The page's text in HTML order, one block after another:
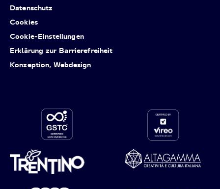
Datenschutz
Cookies
Cookie-Einstellungen
Erklärung zur Barrierefreiheit
Konzeption, Webdesign